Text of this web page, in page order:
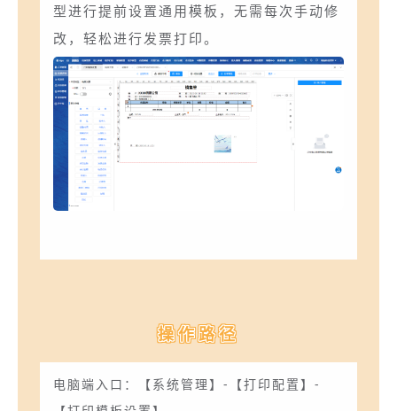
型进行提前设置通用模板，无需每次手动修
改，轻松进行发票打印。
操作路径
电脑端入口：【系统管理】-【打印配置】-